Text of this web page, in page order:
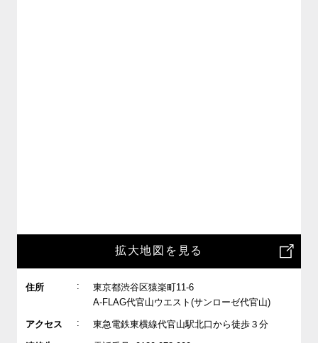
拡大地図を見る
住所 :
東京都渋谷区猿楽町11-6
A-FLAG代官山ウエスト(サンローゼ代官山)
アクセス : 東急電鉄東横線代官山駅北口から徒歩３分